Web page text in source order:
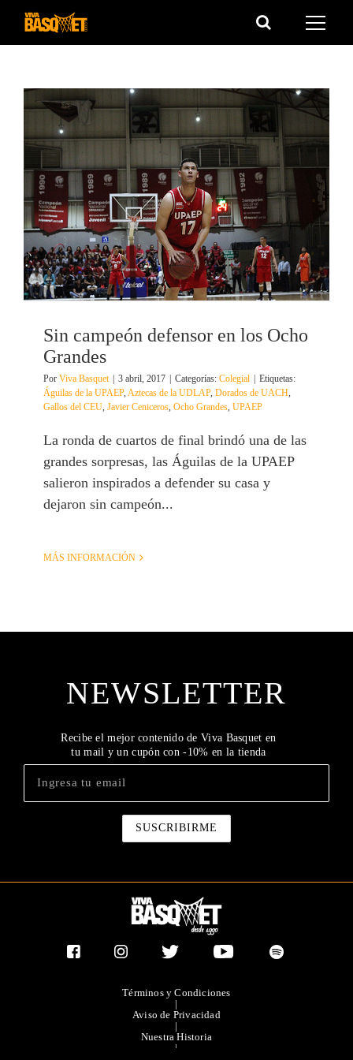
Saltar
Sin campeón defensor en los Ocho
Grandes
Por Viva Basquet 3 abril, 2017 Categorías: Colegial
Etiquetas:
Águilas de la UPAEP, Aztecas de la UDLAP, Dorados de UACH,
Gallos del CEU, Javier Ceniceros, Ocho Grandes, UPAEP
La ronda de cuartos de final brindó una de las
grandes sorpresas, las Águilas de la UPAEP
salieron inspirados a defender su casa y
dejaron sin campeón...
MÁS INFORMACIÓN
NEWSLETTER
Recibe el mejor contenido de Viva Basquet en
tu mail y un cupón con -10% en la tienda
Términos y Condiciones
|
Aviso de Privacidad
|
Nuestra Historia
|